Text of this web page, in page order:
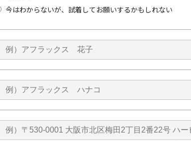
今はわからないが、試着してお願いするかもしれない